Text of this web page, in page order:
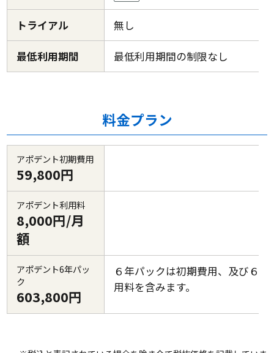
トライアル 無し
最低利用期間 最低利用期間の制限なし
料金プラン
アポデント初期費用
59,800円
アポデント利用料
8,000円/月
額
アポデント6年パッ
ク
603,800円
６年パックは初期費用、及び６年
用料を含みます。